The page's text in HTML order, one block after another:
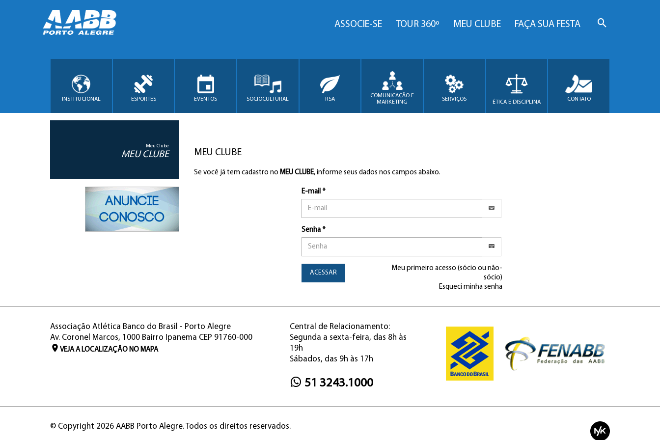
ASSOCIE-SE TOUR 360º MEU CLUBE FAÇA SUA FESTA
INSTITUCIONAL ESPORTES EVENTOS SOCIOCULTURAL RSA
COMUNICAÇÃO E
MARKETING
SERVIÇOS ÉTICA E DISCIPLINA CONTATO
Meu Clube
MEU CLUBE MEU CLUBE
Se você já tem cadastro no MEU CLUBE, informe seus dados nos campos abaixo.
E-mail *
Senha *
ACESSAR
Meu primeiro acesso (sócio ou não-
sócio)
Esqueci minha senha
Associação Atlética Banco do Brasil - Porto Alegre
Av. Coronel Marcos, 1000 Bairro Ipanema CEP 91760-000
VEJA A LOCALIZAÇÃO NO MAPA
Central de Relacionamento:
Segunda a sexta-feira, das 8h às
19h
Sábados, das 9h às 17h
51 3243.1000
© Copyright 2026 AABB Porto Alegre. Todos os direitos reservados.